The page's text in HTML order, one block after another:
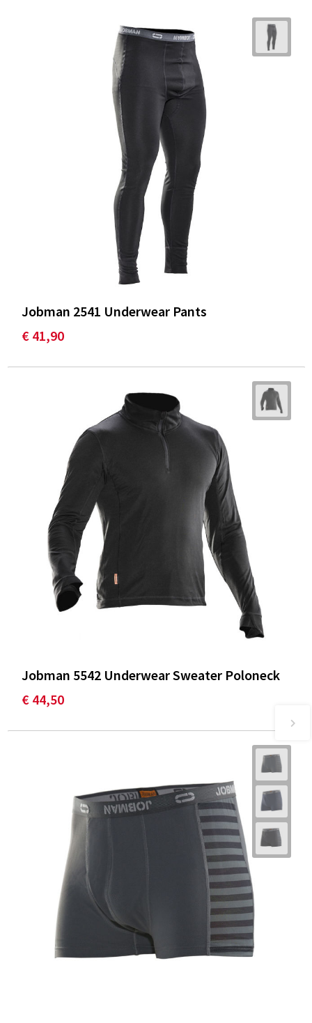
Jobman 2541 Underwear Pants
€ 41,90
Jobman 5542 Underwear Sweater Poloneck
€ 44,50